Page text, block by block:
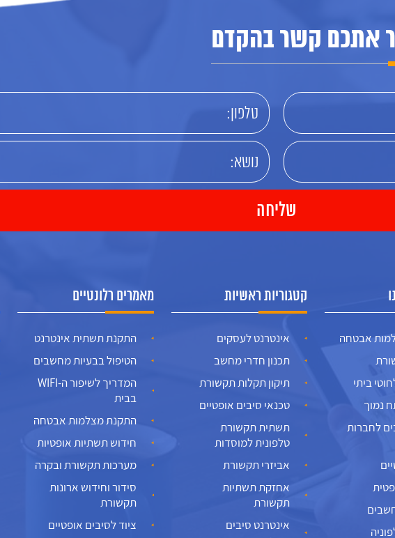
אתכם קשר בהקדם
אבטחה
ביתי
נמוך
לחברות
קטגוריות ראשיות
אינטרנט לעסקים
תכנון חדרי מחשב
תיקון תקלות תקשורת
טכנאי סיבים אופטיים
תשתית תקשורת
טלפונית למוסדות
אביזרי תקשורת
אחזקת תשתיות
תקשורת
אינטרנט סיבים
מאמרים רלונטיים
התקנת תשתית אינטרנט
הטיפול בבעיות מחשבים
המדריך לשיפור ה-WIFI
בבית
התקנת מצלמות אבטחה
חידוש תשתיות אופטיות
מערכות תקשורת ובקרה
סידור וחידוש ארונות
תקשורת
ציוד לסיבים אופטיים